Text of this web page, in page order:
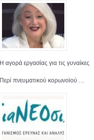
Η αγορά εργασίας για τις γυναίκες
Περί πνευματικού κορωνοϊού …